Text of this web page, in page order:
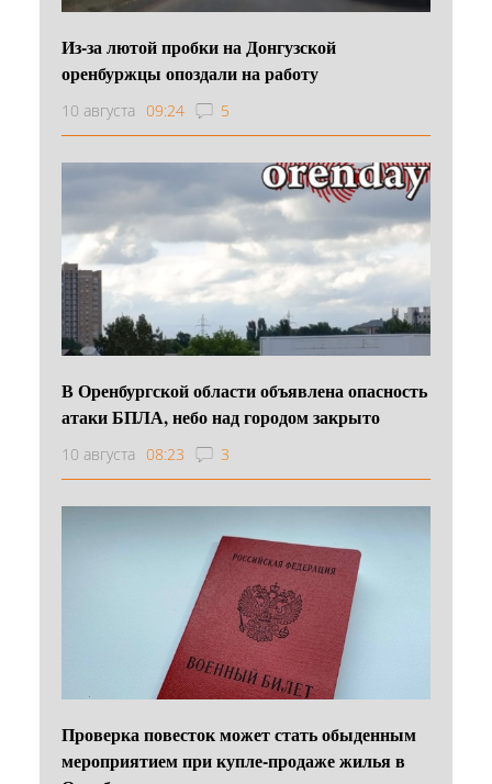
Из-за лютой пробки на Донгузской
оренбуржцы опоздали на работу
10 августа 09:24 5
В Оренбургской области объявлена опасность
атаки БПЛА, небо над городом закрыто
10 августа 08:23 3
Проверка повесток может стать обыденным
мероприятием при купле-продаже жилья в